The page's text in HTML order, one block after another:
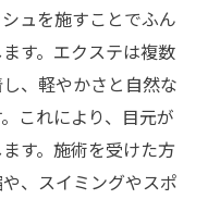
ュを施すことでふん
す。エクステは複数
、軽やかさと自然な
これにより、目元が
す。施術を受けた方
、スイミングやスポ